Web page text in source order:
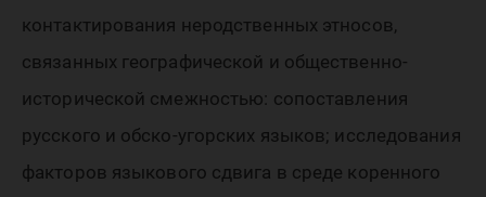
контактирования неродственных этносов,
связанных географической и общественно-
исторической смежностью: сопоставления
русского и обско-угорских языков; исследования
факторов языкового сдвига в среде коренного